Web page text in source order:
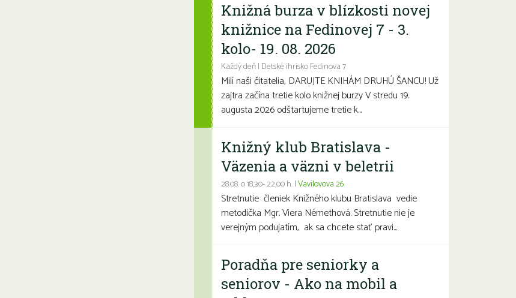
Knižná burza v blízkosti novej
knižnice na Fedinovej 7 - 3.
kolo- 19. 08. 2026
Každý deň | Detské ihrisko Fedinova 7
Milí naši čitatelia, DARUJTE KNIHÁM DRUHÚ ŠANCU! Už
zajtra začína tretie kolo knižnej burzy V stredu 19.
augusta 2026 odštartujeme tretie k...
Knižný klub Bratislava -
Väzenia a väzni v beletrii
28.08. o 18,30- 22,00 h. |Vavilovova 26
Stretnutie členiek Knižného klubu Bratislava vedie
metodička Mgr. Viera Némethová. Stretnutie nie je
verejným podujatím, ak sa chcete stať pravi...
Poradňa pre seniorky a
seniorov - Ako na mobil a